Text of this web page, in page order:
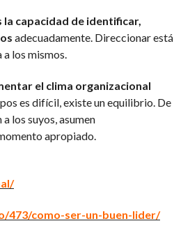
la capacidad de identificar,
adecuadamente. Direccionar está
los mismos.
el clima organizacional
es difícil, existe un equilibrio. De
los suyos, asumen
apropiado.
473/como-ser-un-buen-lider/